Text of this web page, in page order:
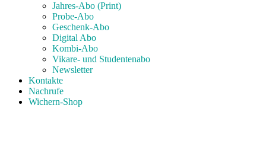
Jahres-Abo (Print)
Probe-Abo
Geschenk-Abo
Digital Abo
Kombi-Abo
Vikare- und Studentenabo
Newsletter
Kontakte
Nachrufe
Wichern-Shop